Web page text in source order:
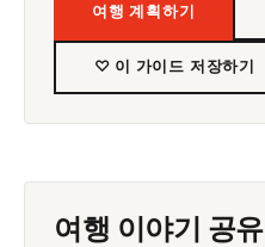
여행 계획하기
♡ 이 가이드 저장하기
여행 이야기 공유